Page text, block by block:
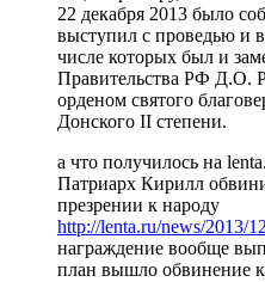
22 декабря 2013 было
выступил с проведью и
числе которых был и
Правительства РФ Д.О.
орденом святого
Донского II степени.
а что получилось на
Патриарх Кирилл
презрении к народу
http://lenta.ru/news/2013/
награждение вообще
план вышло обвинение